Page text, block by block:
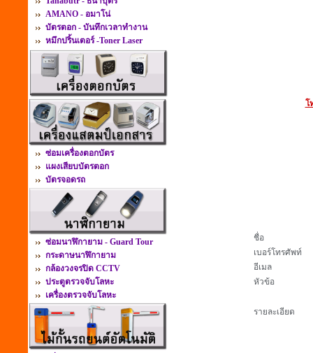
AMANO - อมาโน่
บัตรตอก - บันทึกเวลาทำงาน
หมึกปริ้นเตอร์ -Toner Laser
ซ่อมเครื่องตอกบัตร
แผงเสียบบัตรตอก
บัตรจอดรถ
ซ่อมนาฬิกายาม - Guard Tour
กระดาษนาฬิกายาม
กล้องวงจรปิด CCTV
ประตูตรวจจับโลหะ
เครื่องตรวจจับโลหะ
โ
ชื่อ
เบอร์โทรศัพท์
อีเมล
หัวข้อ
รายละเอียด